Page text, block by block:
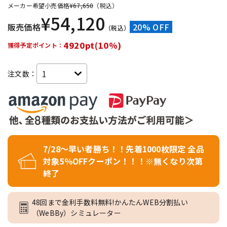
メーカー希望小売価格¥67,650 （税込）
販売価格¥54,120 （税込） 20% OFF
獲得予定ポイント： 4920pt(10%)
注文数：
7/28～早い者勝ち！！先着1000枚限定 全品
対象5％OFFクーポン！！！※無くなり次第
終了
48回まで金利手数料無料!かんたんWEB分割払い
（WeBBy）シミュレーター